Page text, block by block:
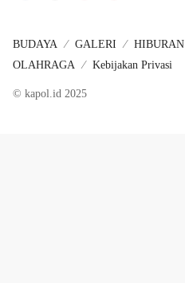
BUDAYA GALERI HIBURAN
OLAHRAGA
Kebijakan Privasi
© kapol.id 2025